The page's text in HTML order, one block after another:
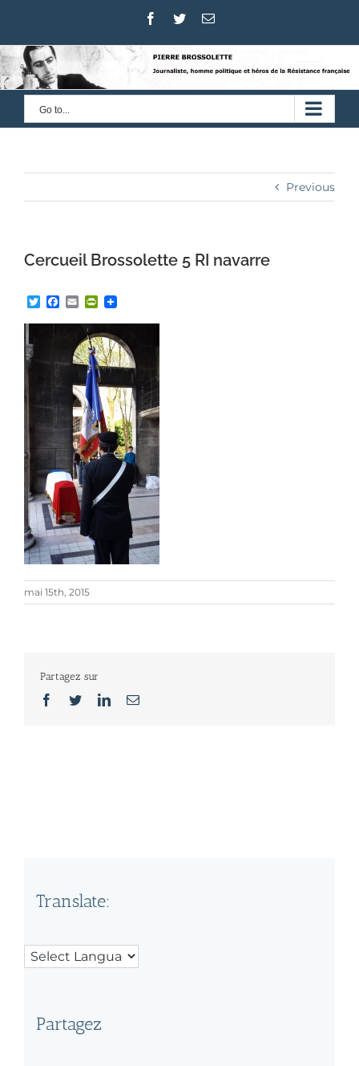
Facebook
TwitterEmail
Go to...
Previous
Cercueil Brossolette 5 RI navarre
TwitterFacebook
EmailPrintFriendly
mai 15th, 2015
Partagez sur
Facebook
TwitterLinkedInEmail
Translate:
Partagez